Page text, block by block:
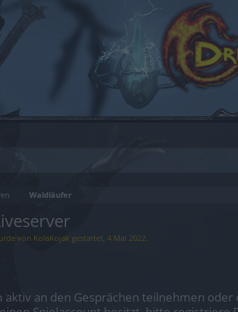
Waldläufer
von KolaKojak gestartet, 4 Mai 2022.
an den Gesprächen teilnehmen